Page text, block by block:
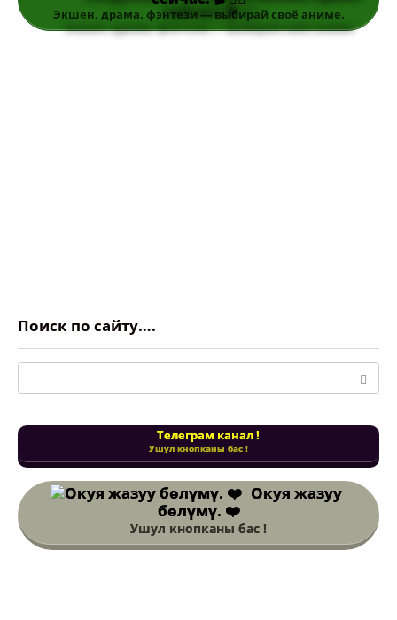
Экшен, драма, фэнтези — выбирай своё аниме.
Поиск по сайту….
Поиск:
Телеграм канал !
Ушул кнопканы бас !
Окуя жазуу
бөлүмү. ❤️
Ушул кнопканы бас !